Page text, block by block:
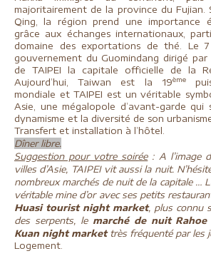
majoritairement de la province du Fujian.
Qing, la région prend une importance
grâce aux échanges internationaux,
domaine des exportations de thé. Le
gouvernement du Guomindang dirigé
de TAIPEI la capitale officielle de la
Aujourd’hui, Taiwan est la 19ème
mondiale et TAIPEI est un véritable
Asie, une mégalopole d’avant-garde qui
dynamisme et la diversité de son
Transfert et installation à l’hôtel.
Dîner libre.
Suggestion pour votre soirée: A l’image
villes d’Asie, TAIPEI vit aussi la nuit.
nombreux marchés de nuit de la capitale …
véritable mine d’or avec ses petits
Huasi tourist night market, plus connu
des serpents, le marché de nuit Rahoe
Kuan night markettrès fréquenté par les
Logement.